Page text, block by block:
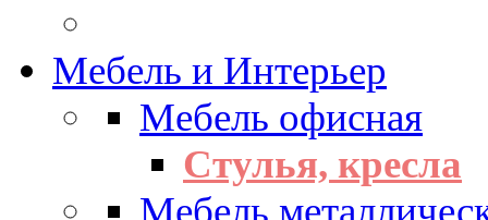
Мебель и Интерьер
Мебель офисная
Стулья, кресла
Мебель